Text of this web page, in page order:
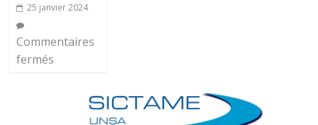
25 janvier 2024
Commentaires
fermés